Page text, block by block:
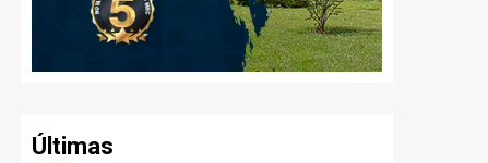
Últimas